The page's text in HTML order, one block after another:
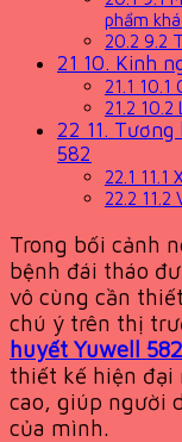
phẩm
20.2 9.2
21 10. Kinh
21.1 10.1
21.2 10.2
22 11.
582
22.1 11.1
22.2 11.2
Trong bối cảnh
bệnh đái tháo
vô cùng cần
chú ý trên thị
huyết Yuwell 582
thiết kế hiện đại
cao, giúp người
của mình.